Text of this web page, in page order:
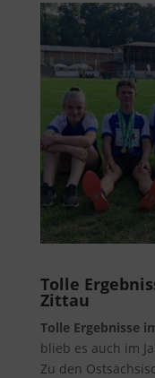
Tolle
Zittau
Tolle Ergebnisse
blieb es auch im
Zu den